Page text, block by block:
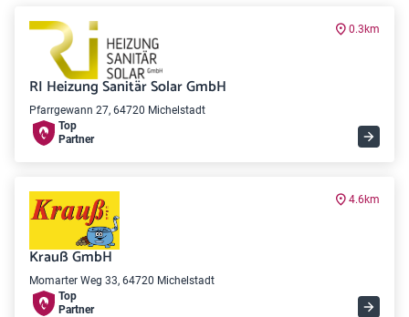
0.3km
RI Heizung Sanitär Solar GmbH
Pfarrgewann 27, 64720 Michelstadt
Top
Partner
4.6km
Krauß GmbH
Momarter Weg 33, 64720 Michelstadt
Top
Partner